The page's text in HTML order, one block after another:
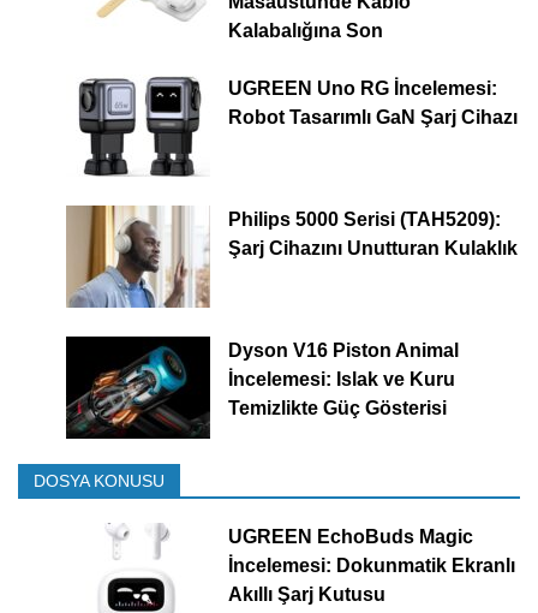
Kalabalığına Son
UGREEN Uno RG İncelemesi:
Robot Tasarımlı GaN Şarj Cihazı
Philips 5000 Serisi (TAH5209):
Şarj Cihazını Unutturan Kulaklık
Dyson V16 Piston Animal
İncelemesi: Islak ve Kuru
Temizlikte Güç Gösterisi
DOSYA KONUSU
UGREEN EchoBuds Magic
İncelemesi: Dokunmatik Ekranlı
Akıllı Şarj Kutusu